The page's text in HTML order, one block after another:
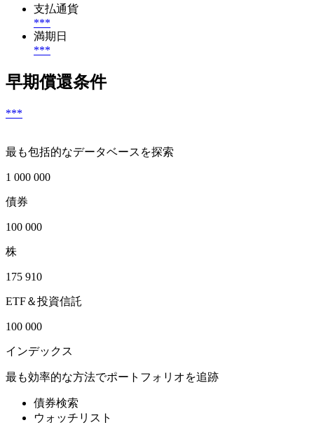
支払通貨
***
満期日
***
早期償還条件
***
最も包括的なデータベースを探索
1 000 000
債券
100 000
株
175 910
ETF＆投資信託
100 000
インデックス
最も効率的な方法でポートフォリオを追跡
債券検索
ウォッチリスト